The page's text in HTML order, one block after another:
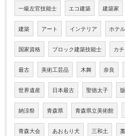
一級左官技能士 エコ建築 建築家
建築 アート インテリア ホテル
国家資格 ブロック建築技能士 カ
最古 美術工芸品 木舞 奈良
世界遺産 日本最古 聖徳太子
納涼祭 青森県 青森県立美術館
青森大会 あおもり犬 三和土